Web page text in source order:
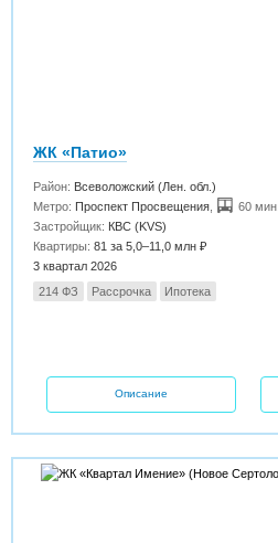
ЖК «Патио»
Район: Всеволожский (Лен. обл.)
Метро: Проспект Просвещения
60 мин.
Застройщик: КВС (KVS)
Квартиры:81 за 5,0–11,0 млн ₽
3 квартал 2026
214 ФЗ
Рассрочка Ипотека
Описание